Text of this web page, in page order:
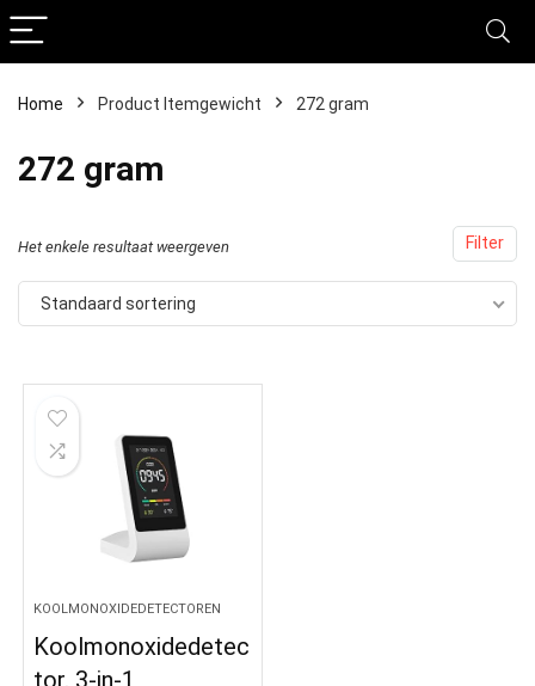
Home Product Itemgewicht ‎272 gram
‎272 gram
Filter
Het enkele resultaat weergeven
Standaard sortering
KOOLMONOXIDEDETECTOREN
Koolmonoxidedetec
tor, 3-in-1